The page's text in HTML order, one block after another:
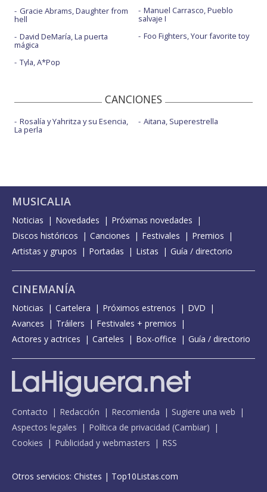
Gracie Abrams, Daughter from
hell
David DeMaría, La puerta
mágica
Tyla, A*Pop
Manuel Carrasco, Pueblo
salvaje I
Foo Fighters, Your favorite toy
CANCIONES
Rosalía y Yahritza y su Esencia,
La perla
Aitana, Superestrella
MUSICALIA
Noticias Novedades
Próximas novedades
Discos históricos
Canciones Festivales
Premios
Artistas y grupos
Portadas Listas Guía / directorio
CINEMANÍA
Noticias Cartelera Próximos estrenos
DVD
Avances
Tráilers
Festivales + premios
Actores y actrices
Carteles Box-office Guía / directorio
Contacto Redacción Recomienda
Sugiere una web
Aspectos legales
Política de privacidad (Cambiar)
Cookies
Publicidad y webmasters RSS
Otros servicios: Chistes | Top10Listas.com